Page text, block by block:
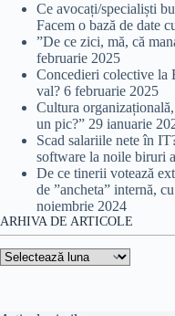
Ce avocați/specialiști
Facem o bază de date
”De ce zici, mă, că
februarie 2025
Concedieri colective
val? 6 februarie 2025
Cultura
un pic?” 29 ianuarie
Scad salariile nete în
software la noile biruri
De ce tinerii votează
de ”ancheta” internă,
noiembrie 2024
ARHIVA DE ARTICOLE
Arhiva
de